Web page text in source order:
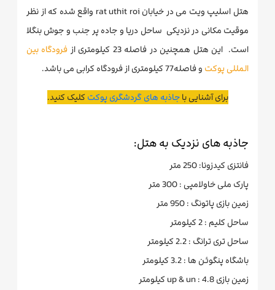
هتل اسلیپ ویت می در خیابان rat uthit roi واقع شده که از نظر
موقیت مکانی در نزدیکی ساحل دریا و جاده پر جنب و جوش بنگلا
است. این هتل همچنین در فاصله 23 کیلومتری از
فرودگاه بین
المللی پوکت و فاصله77 کیلومتری از فرودگاه کرابی می باشد.
برای آشنایی باجاذبه های گردشگری پوکت کلیک کنید.
جاذبه های نزدیک به هتل:
فانتزی کیدزونا: 250 متر
پارک ملی خاولامپی : 300 متر
زمین بازی پاتونگ : 950 متر
ساحل کلیم : 2 کیلومتر
ساحل تری ترانگ : 2.2 کیلومتر
باشگاه پنگوئن ها : 3.2 کیلومتر
زمین بازی up & un : 4.8 کیلومتر